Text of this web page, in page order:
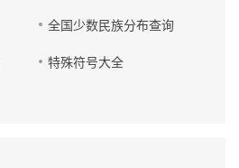
全国少数民族分布查询
特殊符号大全